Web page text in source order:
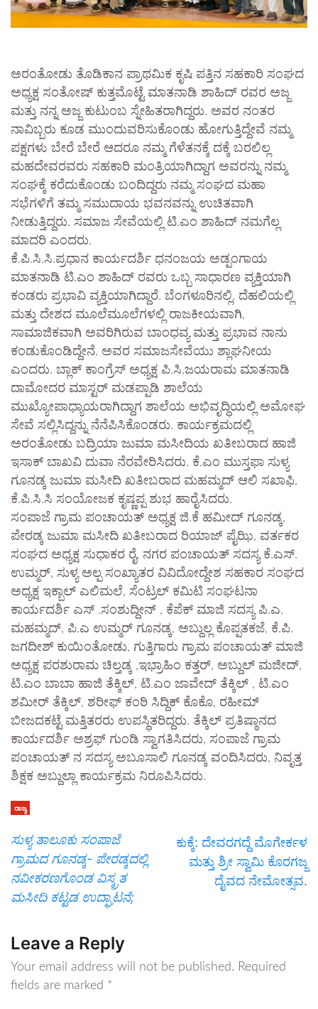
ಅರಂತೋಡು ತೊಡಿಕಾನ ಪ್ರಾಥಮಿಕ ಕೃಷಿ ಪತ್ತಿನ ಸಹಕಾರಿ ಸಂಘದ
ಅಧ್ಯಕ್ಷ ಸಂತೋಷ್ ಕುತ್ತಮೊಟ್ಟೆ ಮಾತನಾಡಿ ಶಾಹಿದ್ ರವರ ಅಜ್ಜ
ಮತ್ತು ನನ್ನ ಅಜ್ಜ ಕುಟುಂಬ ಸ್ನೇಹಿತರಾಗಿದ್ದರು. ಅವರ ನಂತರ
ನಾವಿಬ್ಬರು ಕೂಡ ಮುಂದುವರಿಸುಕೊಂಡು ಹೋಗುತ್ತಿದ್ದೇವೆ ನಮ್ಮ
ಪಕ್ಷಗಳು ಬೇರೆ ಬೇರೆ ಆದರೂ ನಮ್ಮ ಗೆಳೆತನಕ್ಕೆ ದಕ್ಕೆ ಬರಲಿಲ್ಲ
ಮಹದೇವರವರು ಸಹಕಾರಿ ಮಂತ್ರಿಯಾಗಿದ್ದಾಗ ಅವರನ್ನು ನಮ್ಮ
ಸಂಘಕ್ಕೆ ಕರೆದುಕೊಂಡು ಬಂದಿದ್ದರು ನಮ್ಮ ಸಂಘದ ಮಹಾ
ಸಭೆಗಳಿಗೆ ತಮ್ಮ ಸಮುದಾಯ ಭವನವನ್ನು ಉಚಿತವಾಗಿ
ನೀಡುತ್ತಿದ್ದರು. ಸಮಾಜ ಸೇವೆಯಲ್ಲಿ ಟಿ.ಎಂ ಶಾಹಿದ್ ನಮಗೆಲ್ಲ
ಮಾದರಿ ಎಂದರು.
ಕೆ.ಪಿ.ಸಿ.ಸಿ.ಪ್ರಧಾನ ಕಾರ್ಯದರ್ಶಿ ಧನಂಜಯ ಅಡ್ಪಂಗಾಯ
ಮಾತನಾಡಿ ಟಿ.ಎಂ ಶಾಹಿದ್ ರವರು ಒಬ್ಬ ಸಾಧಾರಣ ವ್ಯಕ್ತಿಯಾಗಿ
ಕಂಡರು ಪ್ರಭಾವಿ ವ್ಯಕ್ತಿಯಾಗಿದ್ದಾರೆ. ಬೆಂಗಳೂರಿನಲ್ಲಿ, ದೆಹಲಿಯಲ್ಲಿ
ಮತ್ತು ದೇಶದ ಮೂಲೆಮೂಲೆಗಳಲ್ಲಿ ರಾಜಕೀಯವಾಗಿ,
ಸಾಮಾಜಿಕವಾಗಿ ಅವರಿಗಿರುವ ಬಾಂಧವ್ಯ ಮತ್ತು ಪ್ರಭಾವ ನಾನು
ಕಂಡುಕೊಂಡಿದ್ದೇನೆ. ಅವರ ಸಮಾಜಸೇವೆಯು ಶ್ಲಾಘನೀಯ
ಎಂದರು. ಬ್ಲಾಕ್ ಕಾಂಗ್ರೆಸ್ ಅಧ್ಯಕ್ಷ ಪಿ.ಸಿ.ಜಯರಾಮ ಮಾತನಾಡಿ
ದಾಮೋದರ ಮಾಸ್ಟರ್ ಮಡಪ್ಪಾಡಿ ಶಾಲೆಯ
ಮುಖ್ಯೋಪಾಧ್ಯಾಯರಾಗಿದ್ದಾಗ ಶಾಲೆಯ ಅಭಿವೃದ್ಧಿಯಲ್ಲಿ ಅಮೋಘ
ಸೇವೆ ಸಲ್ಲಿಸಿದ್ದನ್ನು ನೆನೆಪಿಸಿಕೊಂಡರು. ಕಾರ್ಯಕ್ರಮದಲ್ಲಿ
ಅರಂತೋಡು ಬದ್ರಿಯಾ ಜುಮಾ ಮಸೀದಿಯ ಖತೀಬರಾದ ಹಾಜಿ
ಇಸಾಕ್ ಬಾಖವಿ ದುವಾ ನೆರವೇರಿಸಿದರು. ಕೆ.ಎಂ ಮುಸ್ತಫಾ ಸುಳ್ಯ
ಗೂನಡ್ಕ ಜುಮಾ ಮಸೀದಿ ಖತೀಬರಾದ ಮಹಮ್ಮದ್ ಆಲಿ ಸಖಾಫಿ,
ಕೆ.ಪಿ.ಸಿ.ಸಿ ಸಂಯೋಜಕ ಕೃಷ್ಣಪ್ಪ ಶುಭ ಹಾರೈಸಿದರು.
ಸಂಪಾಜೆ ಗ್ರಾಮ ಪಂಚಾಯತ್ ಅಧ್ಯಕ್ಷ ಜಿ.ಕೆ ಹಮೀದ್ ಗೂನಡ್ಕ,
ಪೇರಡ್ಕ ಜುಮಾ ಮಸೀದಿ ಖತೀಬರಾದ ರಿಯಾಜ್ ಪೈಝಿ, ವರ್ತಕರ
ಸಂಘದ ಅಧ್ಯಕ್ಷ ಸುಧಾಕರ ರೈ, ನಗರ ಪಂಚಾಯತ್ ಸದಸ್ಯ ಕೆ.ಎಸ್.
ಉಮ್ಮರ್, ಸುಳ್ಯ ಅಲ್ಪ ಸಂಖ್ಯಾತರ ವಿವಿದೋದ್ದೇಶ ಸಹಕಾರ ಸಂಘದ
ಅಧ್ಯಕ್ಷ ಇಕ್ಬಾಲ್ ಎಲಿಮಲೆ, ಸೆಂಟ್ರಲ್ ಕಮಿಟಿ ಸಂಘಟನಾ
ಕಾರ್ಯದರ್ಶಿ ಎಸ್ .ಸಂಶುದ್ದೀನ್ , ಕೆಪೆಕ್ ಮಾಜಿ ಸದಸ್ಯ ಪಿ.ಎ.
ಮಹಮ್ಮದ್, ಪಿ.ಎ ಉಮ್ಮರ್ ಗೂನಡ್ಕ, ಅಬ್ದುಲ್ಲ ಕೊಪ್ಪತಕಜೆ, ಕೆ.ಪಿ.
ಜಗದೀಶ್ ಕುಯಿಂತೋಡು, ಗುತ್ತಿಗಾರು ಗ್ರಾಮ ಪಂಚಾಯತ್ ಮಾಜಿ
ಅಧ್ಯಕ್ಷ ಪರಶುರಾಮ ಚಿಲ್ತಡ್ಕ ,ಇಭ್ರಾಹಿಂ ಕತ್ತರ್, ಅಬ್ದುಲ್ ಮಜೀದ್,
ಟಿ.ಎಂ ಬಾಬಾ ಹಾಜಿ ತೆಕ್ಕಿಲ್, ಟಿ.ಎಂ ಜಾವೇದ್ ತೆಕ್ಕಿಲ್ , ಟಿ.ಎಂ
ಶಮೀರ್ ತೆಕ್ಕಿಲ್, ಶರೀಫ್ ಕಂಠಿ ಸಿದ್ದಿಕ್ ಕೊಕೊ, ರಹೀಮ್
ಬೀಜದಕಟ್ಟೆ ಮತ್ತಿತರರು ಉಪಸ್ಥಿತರಿದ್ದರು. ತೆಕ್ಕಿಲ್ ಪ್ರತಿಷ್ಠಾನದ
ಕಾರ್ಯದರ್ಶಿ ಅಶ್ರಫ್ ಗುಂಡಿ ಸ್ವಾಗತಿಸಿದರು, ಸಂಪಾಜೆ ಗ್ರಾಮ
ಪಂಚಾಯತ್ ನ ಸದಸ್ಯ ಅಬೂಸಾಲಿ ಗೂನಡ್ಕ ವಂದಿಸಿದರು, ನಿವೃತ್ತ
ಶಿಕ್ಷಕ ಅಬ್ದುಲ್ಲಾ ಕಾರ್ಯಕ್ರಮ ನಿರೂಪಿಸಿದರು.
ರಾಜ್ಯ
ಸುಳ್ಯ ತಾಲೂಕು ಸಂಪಾಜೆ
ಗ್ರಾಮದ ಗೂನಡ್ಕ- ಪೇರಡ್ಕದಲ್ಲಿ
ನವೀಕರಣಗೊಂಡ ವಿಸ್ಕ್ರತ
ಮಸೀದಿ ಕಟ್ಟಡ ಉದ್ಘಾಟನೆ;
ಕುಕ್ಕೆ: ದೇವರಗದ್ದೆ ಮೊಗೇರ್ಕಳ
ಮತ್ತು ಶ್ರೀ ಸ್ವಾಮಿ ಕೊರಗಜ್ಜ
ದೈವದ ನೇಮೋತ್ಸವ.
Leave a Reply
Your email address will not be published. Required
fields are marked *